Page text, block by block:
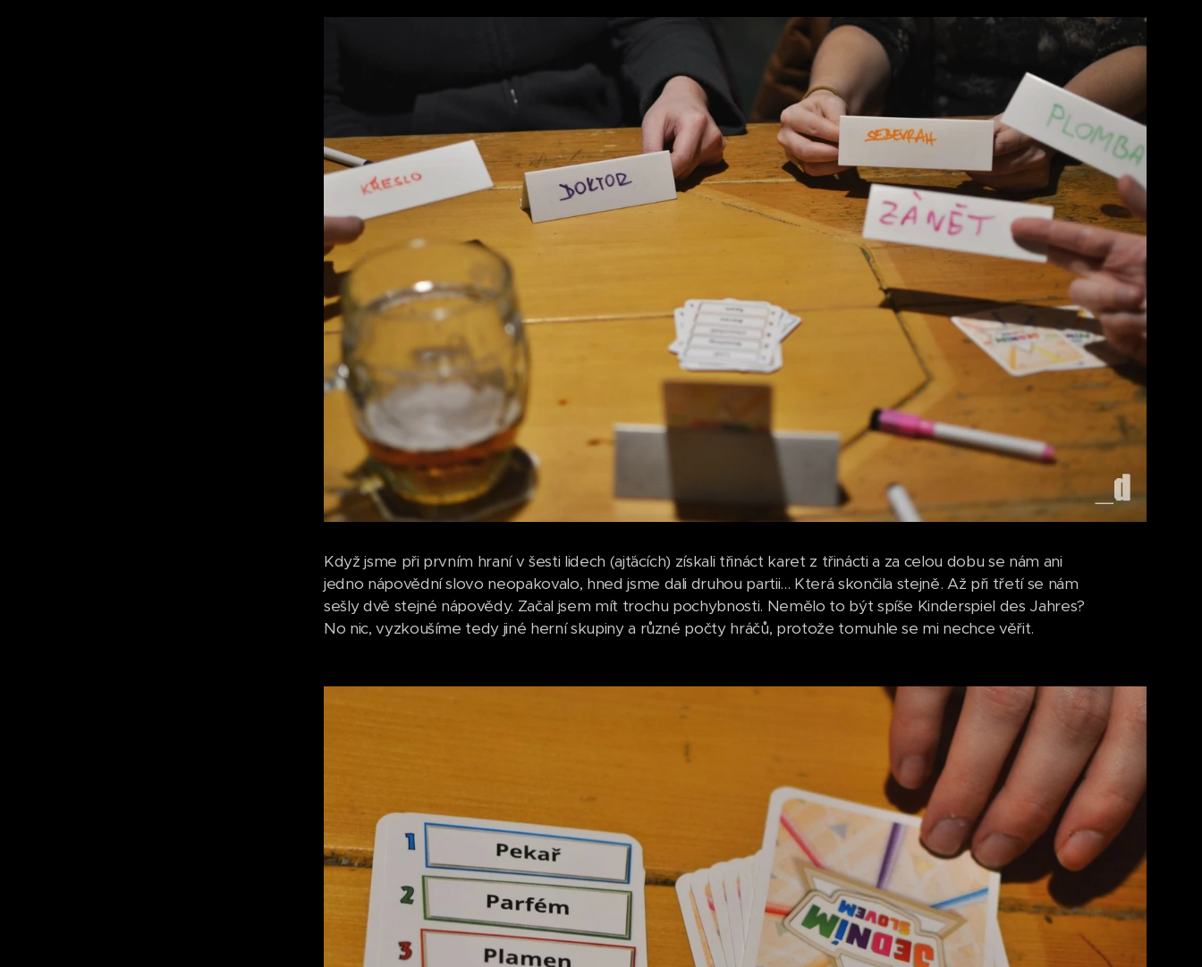
Když jsme při prvním hraní v šesti lidech (ajťácích) získali třináct karet z třinácti a za celou dobu se nám ani
jedno nápovědní slovo neopakovalo, hned jsme dali druhou partii... Která skončila stejně. Až při třetí se nám
sešly dvě stejné nápovědy. Začal jsem mít trochu pochybnosti. Nemělo to být spíše Kinderspiel des Jahres?
No nic, vyzkoušíme tedy jiné herní skupiny a různé počty hráčů, protože tomuhle se mi nechce věřit.